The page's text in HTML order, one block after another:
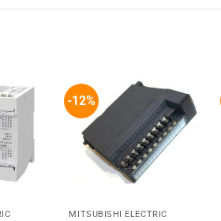
-12%
MITSUBISHI ELECTRIC